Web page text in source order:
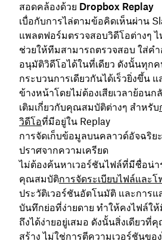
สอดคล้องด้วย Dropbox Replay
เบื่อกับการไล่ตามข้อคิดเห็นผ่าน
แพลตฟอร์มตรวจสอบวิดีโอต่างๆ ไ
ช่วยให้ทีมสามารถตรวจสอบ ใส่ค
อนุมัติวิดีโอได้ในที่เดียว ดังนั้นทุก
กระบวนการเดียวกันได้เร็วยิ่งขึ้น แ
ข้างหน้าโดยไม่ต้องเสียเวลาย้อนก
เติมเกี่ยวกับคุณสมบัติต่างๆ สำหรับ
วิดีโอที่มีอยู่ใน Replay
การจัดเก็บข้อมูลบนคลาวด์อัจฉริย
ปราศจากความเครียด
ไม่ต้องค้นหาเวอร์ชันไฟล์ที่มีชื่อน่
คุณสมบัติการจัดระเบียบไฟล์และโ
ประวัติเวอร์ชันอัตโนมัติ และการ
บันทึกย่อที่ง่ายดาย ทำให้คงไฟล์ให้
ถึงได้ง่ายอยู่เสมอ ดังนั้นสิ่งเดียวที่
สร้าง ไม่ใช่การตีความเวอร์ชันขอ